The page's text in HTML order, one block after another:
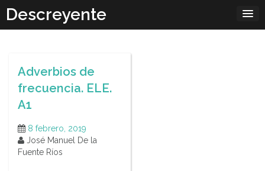
content
Descreyente
Adverbios de
frecuencia. ELE.
A1
8 febrero, 2019
José Manuel De la
Fuente Ríos